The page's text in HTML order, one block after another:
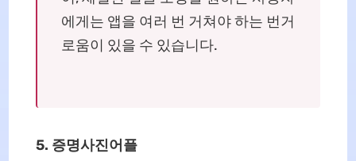
에게는 앱을 여러 번 거쳐야 하는 번거
로움이 있을 수 있습니다.
5. 증명사진어플